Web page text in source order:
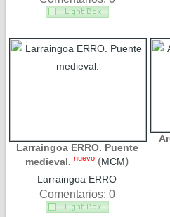
Larraingoa ERRO. Puente
medieval. nuevo (MCM)
Larraingoa ERRO
Comentarios: 0